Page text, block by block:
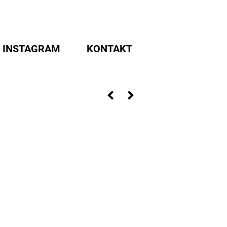
INSTAGRAM KONTAKT